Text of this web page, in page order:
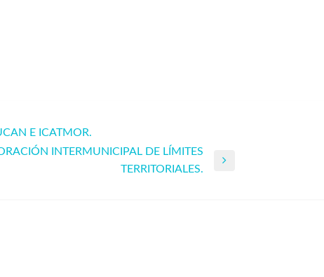
E ICATMOR.
INTERMUNICIPAL DE LÍMITES
TERRITORIALES.